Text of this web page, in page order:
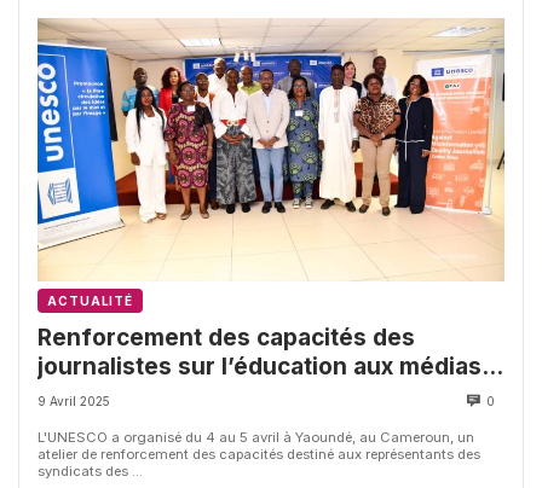
ACTUALITÉ
Renforcement des capacités des
journalistes sur l’éducation aux médias
et à l’information à Yaoundé
9 Avril 2025 0
L'UNESCO a organisé du 4 au 5 avril à Yaoundé, au Cameroun, un
atelier de renforcement des capacités destiné aux représentants des
syndicats des ...